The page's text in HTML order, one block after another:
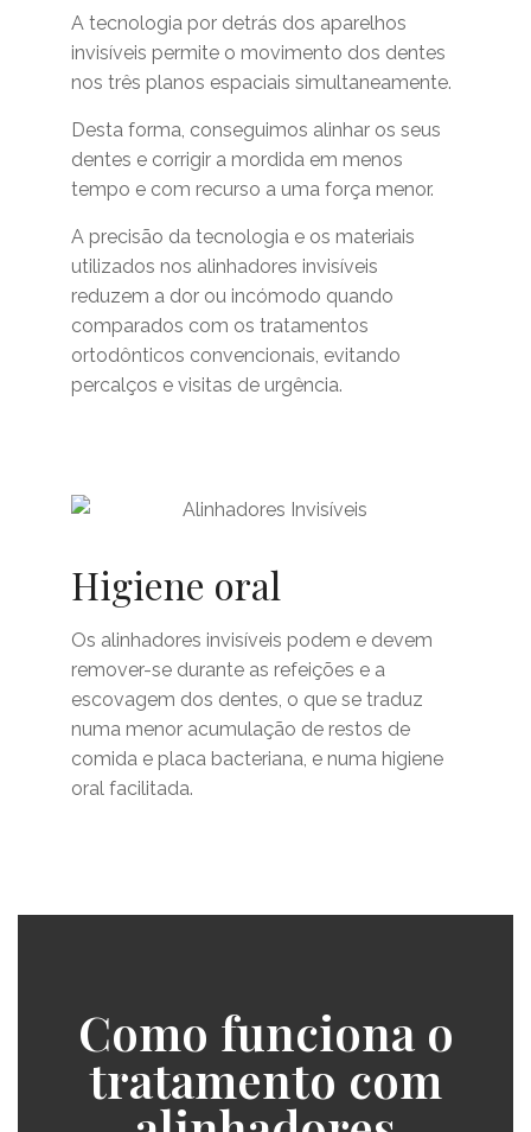
A tecnologia por detrás dos aparelhos
invisíveis permite o movimento dos dentes
nos três planos espaciais simultaneamente.
Desta forma, conseguimos alinhar os seus
dentes e corrigir a mordida em menos
tempo e com recurso a uma força menor.
A precisão da tecnologia e os materiais
utilizados nos alinhadores invisíveis
reduzem a dor ou incómodo quando
comparados com os tratamentos
ortodônticos convencionais, evitando
percalços e visitas de urgência.
Higiene oral
Os alinhadores invisíveis podem e devem
remover-se durante as refeições e a
escovagem dos dentes, o que se traduz
numa menor acumulação de restos de
comida e placa bacteriana, e numa higiene
oral facilitada.
Como funciona o
tratamento com